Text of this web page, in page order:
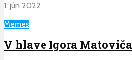
1. jún 2022
Memes
V hlave Igora Matoviča